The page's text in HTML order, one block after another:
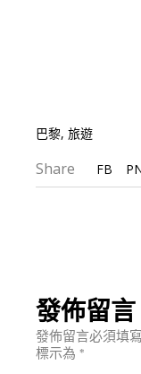
巴黎,旅遊
Share FB
發佈留言
發佈留言必須填
標示為*